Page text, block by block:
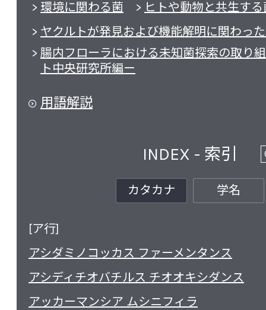
環境に関わる菌
ヒトや動物と共生する
ヤクルトが発見および機能解明に関わっ
腸内フローラにおける未知菌探索の取り
ト中央研究所編ー
用語解説
カタカナ 学名
INDEX - 索引
[ア行]
アシダミノコッカス ファーメンタンス
アシディチオバチルス チオオキシダンス
アッカーマンシア ムシニフィラ